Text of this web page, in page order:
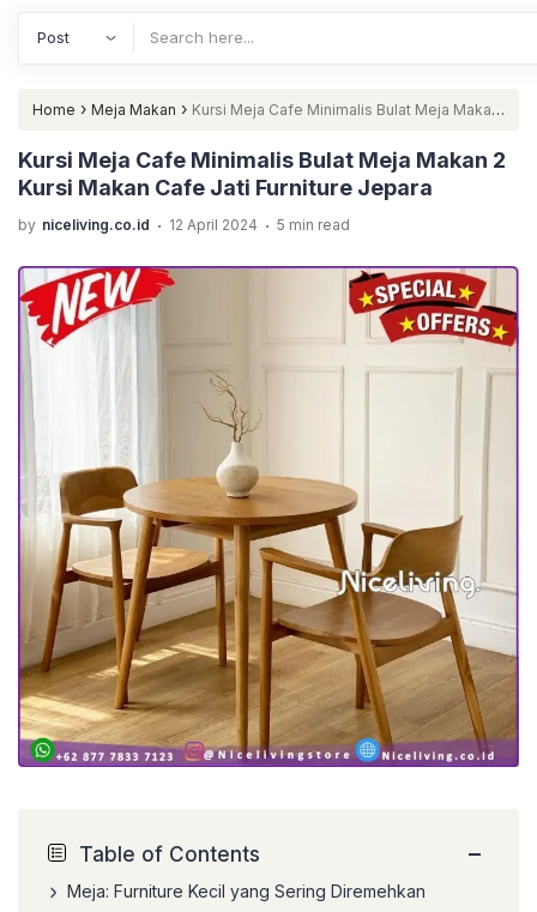
Home › Meja Makan › Kursi Meja Cafe Minimalis Bulat Meja Makan
2 Kursi Makan Cafe Jati Furniture Jepara
Kursi Meja Cafe Minimalis Bulat Meja Makan 2
Kursi Makan Cafe Jati Furniture Jepara
by niceliving.co.id . 12 April 2024 . 5 min read
Table of Contents −
Meja: Furniture Kecil yang Sering Diremehkan